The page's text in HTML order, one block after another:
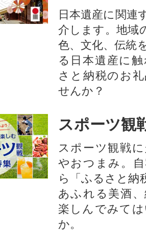
日本遺産に関連
介します。地域
色、文化、伝統
る日本遺産に
さと納税のお
せんか？​​​
スポーツ観
スポーツ観戦
やおつまみ。
ら「ふるさと納
あふれる美酒
楽しんでみて
か。